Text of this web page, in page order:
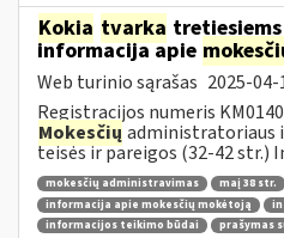
Kokia tvarka tretiesiems
informacija apie
Web turinio sąrašas 2025-04-
Registracijos numeris
Mokesčių administratoriaus
teisės ir pareigos (32-42 str.)
mokesčių administravimas maį 38 str.
informacija apie mokesčių mokėtoją
informacijos teikimo būdai
prašymas